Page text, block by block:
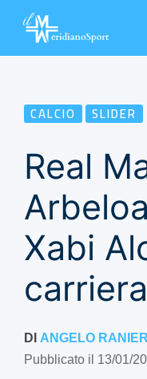
CALCIO SLIDER
Real
Xabi
carriera
DI ANGELO
Pubblicato il 13/01/